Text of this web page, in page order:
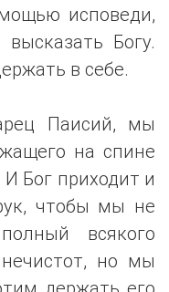
исповеди,
Богу.
в себе.
Паисий, мы
на спине
Бог приходит и
чтобы мы не
всякого
но мы